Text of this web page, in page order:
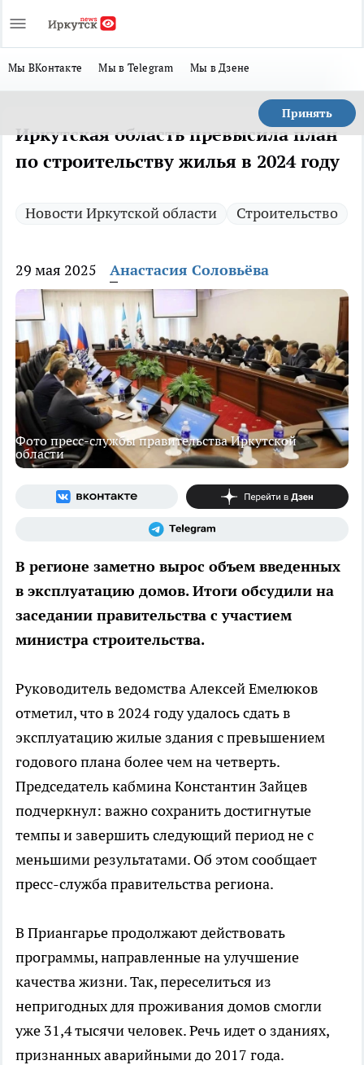
Мы ВКонтакте Мы в Telegram Мы в Дзене
Принять
Иркутская область превысила план
по строительству жилья в 2024 году
Новости Иркутской области Строительство
29 мая 2025 Анастасия Соловьёва
Фото пресс-службы правительства Иркутской
области
В регионе заметно вырос объем введенных
в эксплуатацию домов. Итоги обсудили на
заседании правительства с участием
министра строительства.
Руководитель ведомства Алексей Емелюков
отметил, что в 2024 году удалось сдать в
эксплуатацию жилые здания с превышением
годового плана более чем на четверть.
Председатель кабмина Константин Зайцев
подчеркнул: важно сохранить достигнутые
темпы и завершить следующий период не с
меньшими результатами. Об этом сообщает
пресс-служба правительства региона.
В Приангарье продолжают действовать
программы, направленные на улучшение
качества жизни. Так, переселиться из
непригодных для проживания домов смогли
уже 31,4 тысячи человек. Речь идет о зданиях,
признанных аварийными до 2017 года.